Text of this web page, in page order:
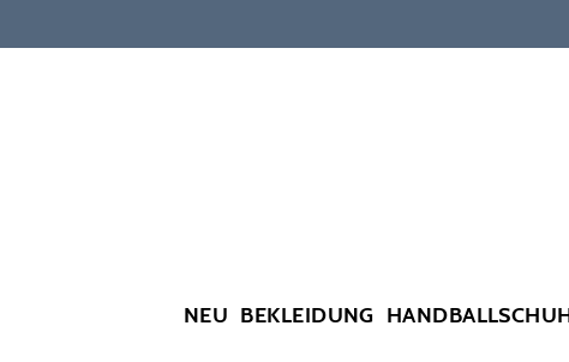
NEU BEKLEIDUNG